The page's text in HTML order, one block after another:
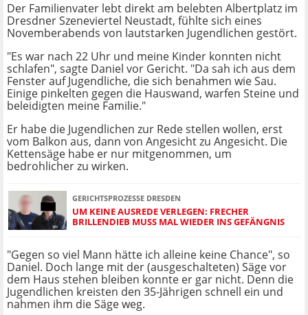
Der Familienvater lebt direkt am belebten Albertplatz im
Dresdner Szeneviertel Neustadt, fühlte sich eines
Novemberabends von lautstarken Jugendlichen gestört.
"Es war nach 22 Uhr und meine Kinder konnten nicht
schlafen", sagte Daniel vor Gericht. "Da sah ich aus dem
Fenster auf Jugendliche, die sich benahmen wie Sau.
Einige pinkelten gegen die Hauswand, warfen Steine und
beleidigten meine Familie."
Er habe die Jugendlichen zur Rede stellen wollen, erst
vom Balkon aus, dann von Angesicht zu Angesicht. Die
Kettensäge habe er nur mitgenommen, um
bedrohlicher zu wirken.
GERICHTSPROZESSE DRESDEN
UM KEINE AUSREDE VERLEGEN: FRECHER
BRILLENDIEB MUSS MAL WIEDER INS GEFÄNGNIS
"Gegen so viel Mann hätte ich alleine keine Chance", so
Daniel. Doch lange mit der (ausgeschalteten) Säge vor
dem Haus stehen bleiben konnte er gar nicht. Denn die
Jugendlichen kreisten den 35-Jährigen schnell ein und
nahmen ihm die Säge weg.